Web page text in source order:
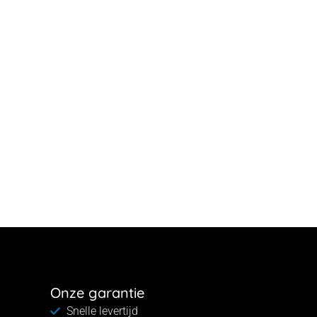
Onze garantie
Snelle levertijd